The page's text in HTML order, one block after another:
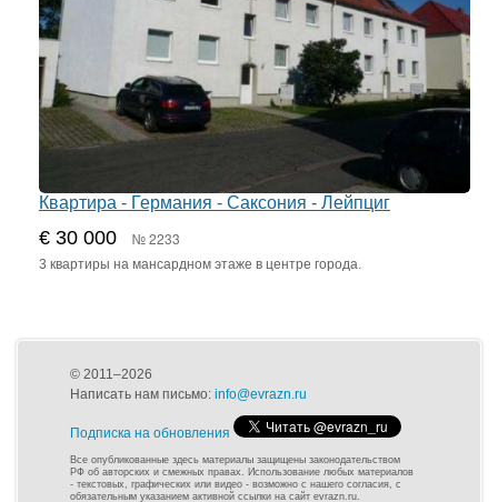
Квартира - Германия - Саксония - Лейпциг
€ 30 000 № 2233
3 квартиры на мансардном этаже в центре города.
© 2011–2026
Написать нам письмо: info@evrazn.ru
Подписка на обновления
Все опубликованные здесь материалы защищены законодательством
РФ об авторских и смежных правах. Использование любых материалов
- текстовых, графических или видео - возможно с нашего согласия, с
обязательным указанием активной ссылки на сайт evrazn.ru.